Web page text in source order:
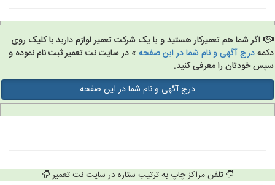
اگر شما هم تعمیرکار هستید و یا یک شرکت تعمیر لوازم دارید با کلیک روی
درج آگهی و نام شما در این صفحه» در سایت نت تعمیر ثبت نام نموده و
خودتان را معرفی کنید.
درج آگهی و نام شما در این صفحه
تلفن مراکز چاپ به ترتیب ستاره در سایت نت تعمیر